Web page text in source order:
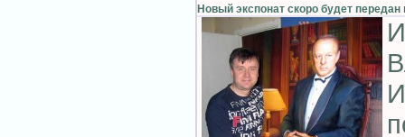
Новый экспонат скоро будет